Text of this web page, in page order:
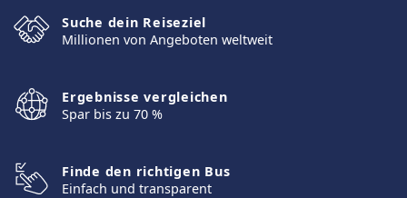
Suche dein Reiseziel
Millionen von Angeboten weltweit
Ergebnisse vergleichen
Spar bis zu 70 %
Finde den richtigen Bus
Einfach und transparent